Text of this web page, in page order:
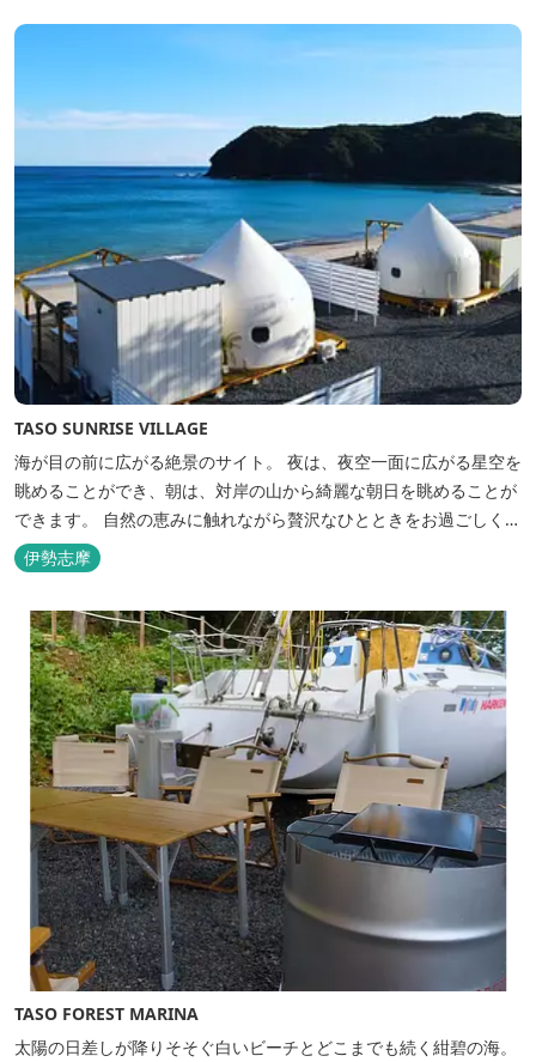
TASO SUNRISE VILLAGE
海が目の前に広がる絶景のサイト。 夜は、夜空一面に広がる星空を
眺めることができ、朝は、対岸の山から綺麗な朝日を眺めることが
できます。 自然の恵みに触れながら贅沢なひとときをお過ごしくだ
さい。 ウッドテラスでのバーベキューを楽しむこともでき、BBQ
初心者でも安心のガスBBQ台をご用意しております。 また、海岸
ラックスする...
伊勢志摩
TASO FOREST MARINA
太陽の日差しが降りそそぐ白いビーチとどこまでも続く紺碧の海。